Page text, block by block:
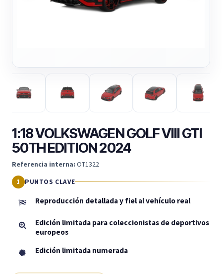
1:18 VOLKSWAGEN GOLF VIII GTI
50TH EDITION 2024
Referencia interna: OT1322
PUNTOS CLAVE
Reproducción detallada y fiel al vehículo real
Edición limitada para coleccionistas de deportivos
europeos
Edición limitada numerada